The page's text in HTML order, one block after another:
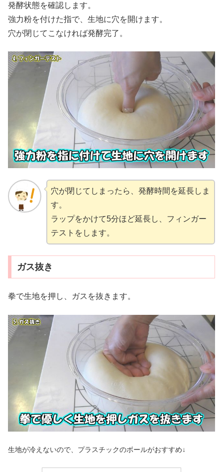
発酵状態を確認します。
強力粉を付けた指で、生地に穴を開けます。
穴が閉じてこなければ発酵完了。
穴が閉じてしまったら、発酵時間を延長しま
す。
ラップをかけて5分ほど延長し、フィンガー
テストをします。
ガス抜き
拳で生地を押し、ガスを抜きます。
生地が冷えないので、プラスチックのボールがおすすめ↓